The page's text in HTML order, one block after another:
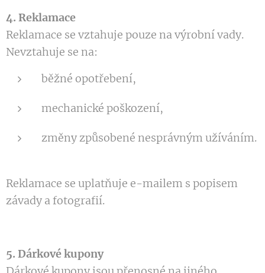
4. Reklamace
Reklamace se vztahuje pouze na výrobní vady.
Nevztahuje se na:
běžné opotřebení,
mechanické poškození,
změny způsobené nesprávným užíváním.
Reklamace se uplatňuje e-mailem s popisem
závady a fotografií.
5. Dárkové kupony